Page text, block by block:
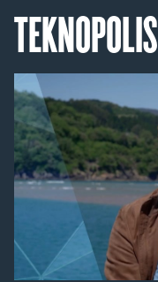
TEKNOPOLIS